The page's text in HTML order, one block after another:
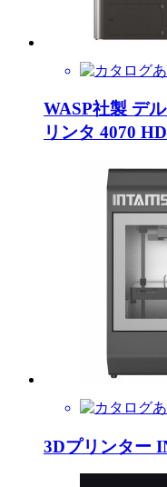
WASP社製 デ
リンタ 4070
3Dプリンター